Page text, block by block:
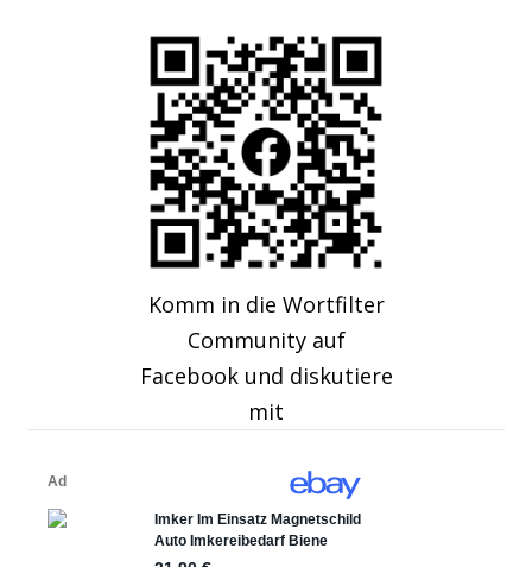
Komm in die Wortfilter
Community auf
Facebook und diskutiere
mit